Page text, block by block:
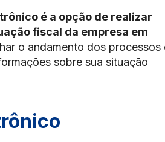
é a opção de realizar
fiscal da empresa em
o andamento dos processos
sobre sua situação